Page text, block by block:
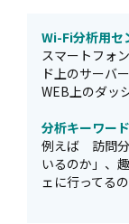
Wi-Fi分析用セ
スマートフォ
ド上のサーバ
WEB上のダッ
分析キーワー
例えば 訪問分
いるのか」、
ェに行ってる